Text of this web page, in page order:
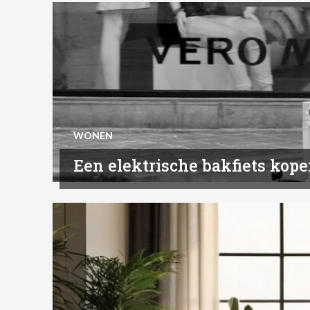
WONEN
Een elektrische bakfiets